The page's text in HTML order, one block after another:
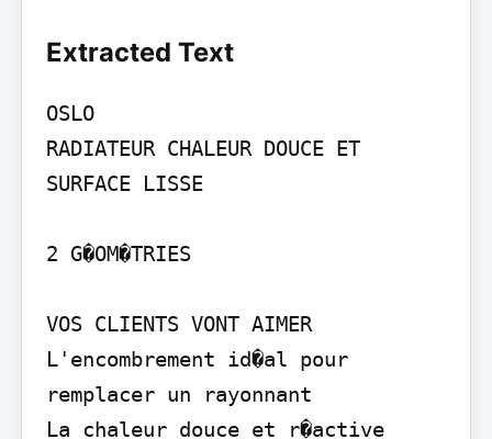
Extracted Text
OSLO
RADIATEUR CHALEUR DOUCE ET
SURFACE LISSE
2 G�OM�TRIES
VOS CLIENTS VONT AIMER
L'encombrement id�al pour
remplacer un rayonnant
La chaleur douce et r�active